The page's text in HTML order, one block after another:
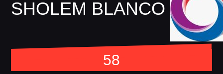
SHOLEM BLANCO
58